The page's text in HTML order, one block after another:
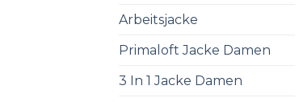
Arbeitsjacke
Primaloft Jacke Damen
3 In 1 Jacke Damen